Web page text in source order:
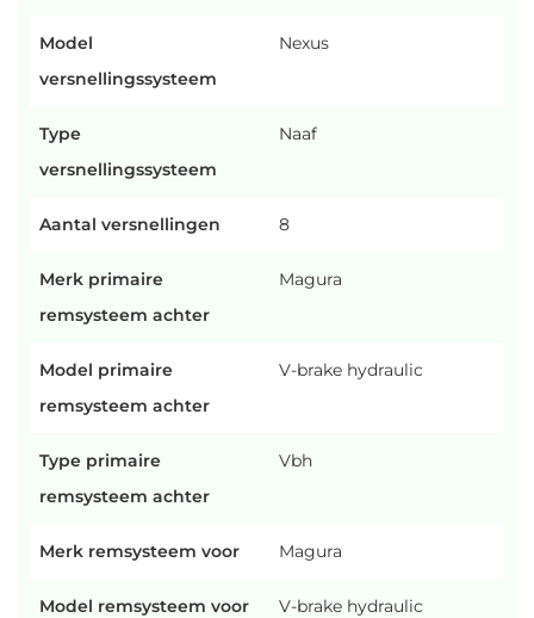
Model
versnellingssysteem
Nexus
Type
versnellingssysteem
Naaf
Aantal versnellingen 8
Merk primaire
remsysteem achter
Magura
Model primaire
remsysteem achter
V-brake hydraulic
Type primaire
remsysteem achter
Vbh
Merk remsysteem voor Magura
Model remsysteem voor V-brake hydraulic